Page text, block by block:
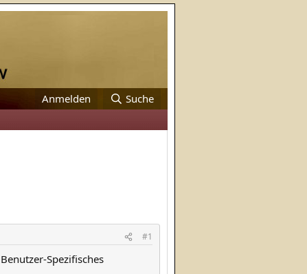
Anmelden Suche
#1
Spezifisches